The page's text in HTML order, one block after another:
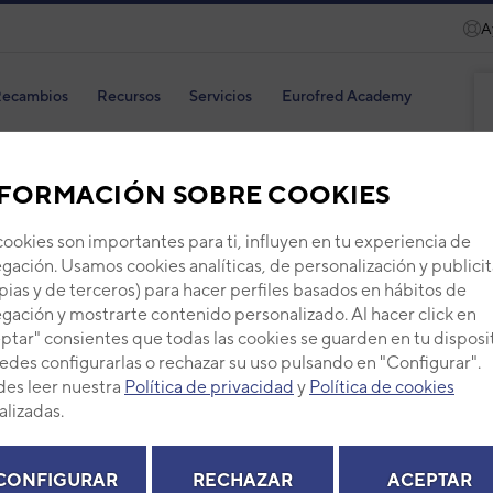
SOBRE COOKIES
son importantes para ti, influyen en tu experiencia de
Usamos cookies analíticas, de personalización y
y de terceros) para hacer perfiles basados en hábitos de
y mostrarte contenido personalizado. Al hacer click en
consientes que todas las cookies se guarden en tu
configurarlas o rechazar su uso pulsando en "Configurar".
leer nuestra Política de privacidad y Política de cookies
RECHAZAR ACEPTAR
Recursos Servicios Eurofred Academy
Código:
Ref.